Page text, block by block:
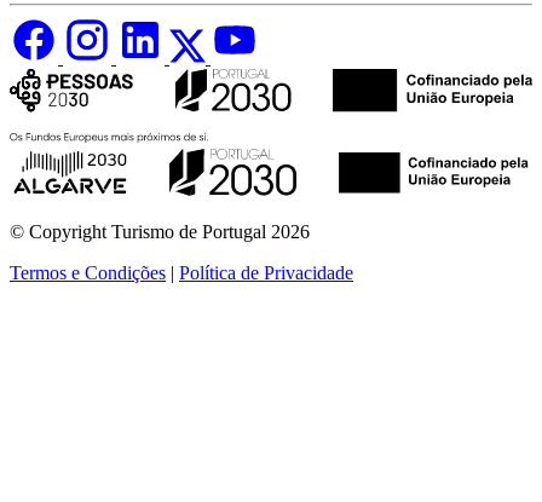
© Copyright Turismo de Portugal 2026
Termos e Condições | Política de Privacidade